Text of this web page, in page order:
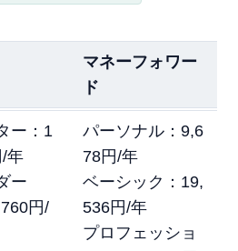
マネーフォワー
ド
ー：1
年
ー
円/
パーソナル：9,6
78円/年
ベーシック：19,
536円/年
プロフェッショ